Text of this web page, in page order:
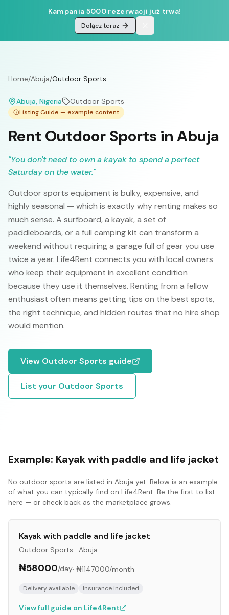
Kampania 5000 rezerwacji już trwa!
Dołącz teraz
Home/Abuja/Outdoor Sports
Abuja, Nigeria Outdoor Sports
Listing Guide — example content
Rent Outdoor Sports in Abuja
"You don't need to own a kayak to spend a perfect
Saturday on the water."
Outdoor sports equipment is bulky, expensive, and
highly seasonal — which is exactly why renting makes so
much sense. A surfboard, a kayak, a set of
paddleboards, or a full camping kit can transform a
weekend without requiring a garage full of gear you use
twice a year. Life4Rent connects you with local owners
who keep their equipment in excellent condition
because they use it themselves. Renting from a fellow
enthusiast often means getting tips on the best spots,
the right technique, and hidden routes that no hire shop
would mention.
View Outdoor Sports guide
List your Outdoor Sports
Example: Kayak with paddle and life jacket
No outdoor sports are listed in Abuja yet. Below is an example
of what you can typically find on Life4Rent. Be the first to list
here — or check back as the marketplace grows.
Kayak with paddle and life jacket
Outdoor Sports · Abuja
₦58000/day· ₦1147000/month
Delivery available Insurance included
View full guide on Life4Rent